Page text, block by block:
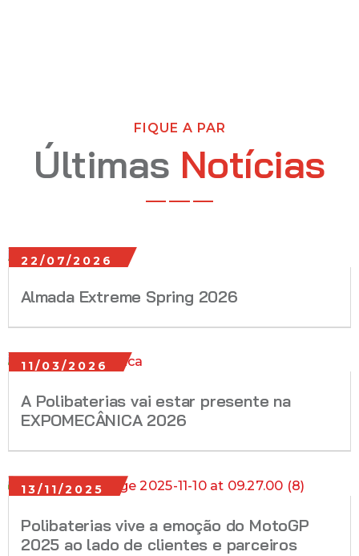
FIQUE A PAR
Últimas Notícias
22/07/2026
Almada Extreme Spring 2026
11/03/2026
A Polibaterias vai estar presente na
EXPOMECÂNICA 2026
13/11/2025
Polibaterias vive a emoção do MotoGP
2025 ao lado de clientes e parceiros